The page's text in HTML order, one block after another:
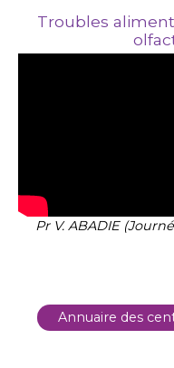
Troubles
Pr V. ABADIE
Annuaire des